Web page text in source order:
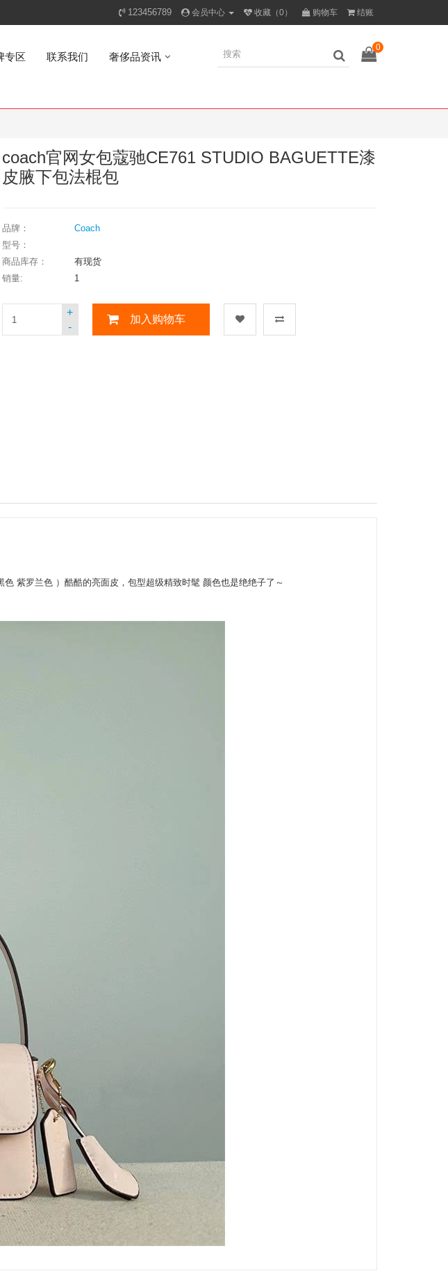
123456789 会员中心 收藏（0） 购物车 结账
专区 联系我们 奢侈品资讯
0
coach官网女包蔻驰CE761 STUDIO BAGUETTE漆
皮腋下包法棍包
品牌：
Coach
型号：
商品库存：
有现货
销量:
1
-
+
加入购物车
紫罗兰色 ）酷酷的亮面皮，包型超级精致时髦 颜色也是绝绝子了～